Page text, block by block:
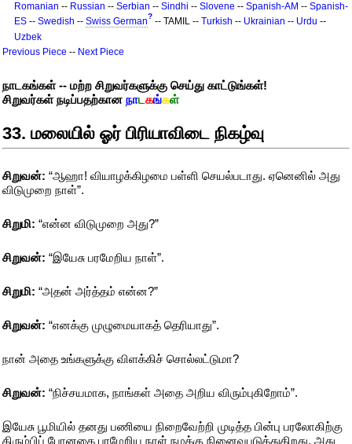
Romanian -- Russian -- Serbian -- Sindhi -- Slovene -- Spanish-AM -- Spanish-
ES -- Swedish -- Swiss German? -- TAMIL -- Turkish -- Ukrainian -- Urdu --
Uzbek
Previous Piece -- Next Piece
நாடகங்கள் -- மற்ற சிறுவர்களுக்கு செய்து காட்டுங்கள்!
சிறுவர்கள் நடிப்பதற்கான நாட கங்கள்
33. மலையில் ஓர் பிரியாவிடை நிகழ்வு
சிறுவன்: “ஆஹா! வியாழக்கிழமை பள்ளி செயல்படாது. ஏனெனில் அது
விடுமுறை நாள்”.
சிறுமி: “என்ன விடுமுறை அது?”
சிறுவன்: “இயேசு பரமேறிய நாள்”.
சிறுமி: “அதன் அர்த்தம் என்ன?”
சிறுவன்: “எனக்கு முழுமையாகத் தெரியாது”.
நான் அதை உங்களுக்கு விளக்கிச் சொல்லட்டுமா?
சிறுவன்: “நிச்சயமாக, நாங்கள் அதை அறிய விரும்புகிறோம்”.
இயேசு பூமியில் தனது பணியை நிறைவேற்றி முடித்த பின்பு பரலோகிற்கு
திரும்பிப் போனதை பரமேறிய நாள் நமக்கு நினைவுபடுத்துகிறது. அது